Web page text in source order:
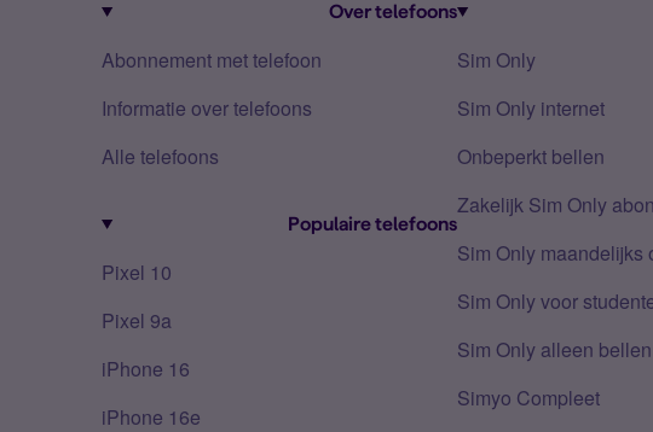
Over telefoons
Abonnement met telefoon
Informatie over telefoons
Alle telefoons
Populaire telefoons
Pixel 10
Pixel 9a
iPhone 16
iPhone 16e
Sim Only
Sim Only internet
Onbeperkt bellen
Zakelijk Sim Only
Sim Only maandelijks
Sim Only voor
Sim Only alleen bellen
Simyo Compleet